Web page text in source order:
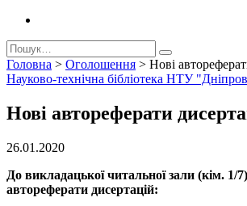
Головна > Оголошення > Нові
Науково-технічна бібліотека НТУ
Нові автореферати
26.01.2020
До викладацької читальної зали (кім. 1/
автореферати дисертацій: